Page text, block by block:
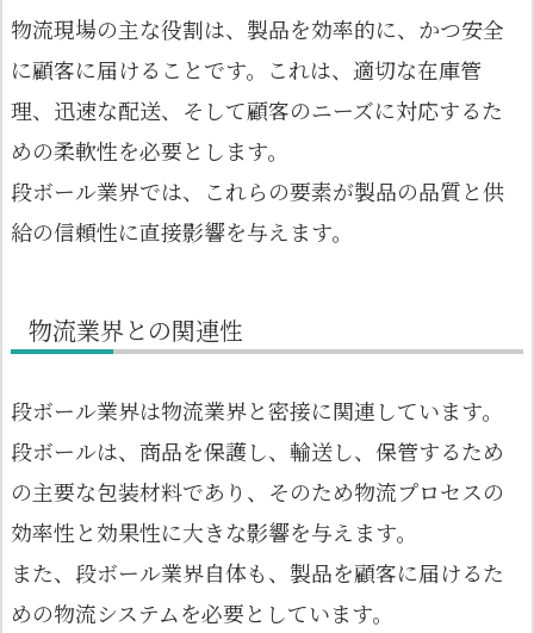
物流現場の主な役割は、製品を効率的に、かつ安全
に顧客に届けることです。これは、適切な在庫管
理、迅速な配送、そして顧客のニーズに対応するた
めの柔軟性を必要とします。
段ボール業界では、これらの要素が製品の品質と供
給の信頼性に直接影響を与えます。
物流業界との関連性
段ボール業界は物流業界と密接に関連しています。
段ボールは、商品を保護し、輸送し、保管するため
の主要な包装材料であり、そのため物流プロセスの
効率性と効果性に大きな影響を与えます。
また、段ボール業界自体も、製品を顧客に届けるた
めの物流システムを必要としています。